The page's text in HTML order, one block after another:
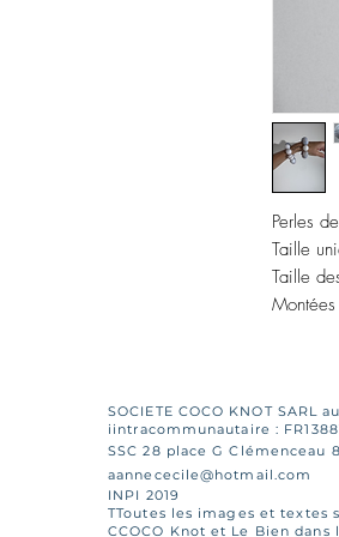
Perles
Taille
Taille
SOCIETE COCO KNOT SARL
iintracommunautaire :
SSC 28 place G Clémenceau
aannececile@hotmail.com
INPI 2019
TToutes les images et textes
CCOCO Knot et Le Bien